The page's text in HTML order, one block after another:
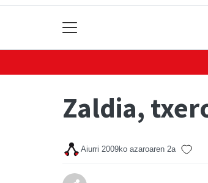
Zaldia,
Aiurri 2009ko azaroaren 2a